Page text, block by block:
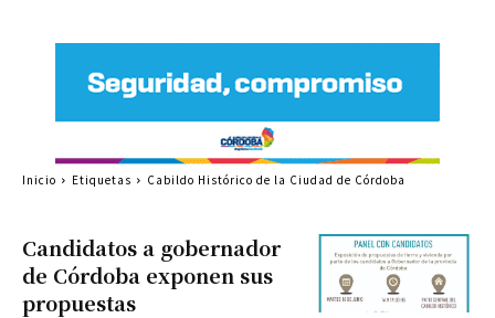
Candidatos a gobernador
de Córdoba exponen sus
propuestas
Inicio Etiquetas Cabildo Histórico de la Ciudad de Córdoba